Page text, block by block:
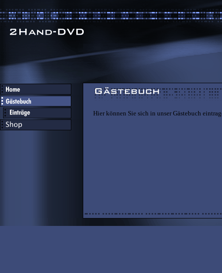
Hier können Sie sich in unser Gästebuch